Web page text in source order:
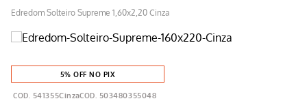
Edredom Solteiro Supreme 1,60x2,20 Cinza
5% OFF NO PIX
541355Cinza 503480355048